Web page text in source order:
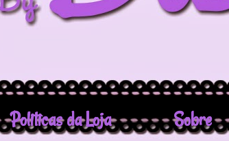
Politicas da Loja Sobre